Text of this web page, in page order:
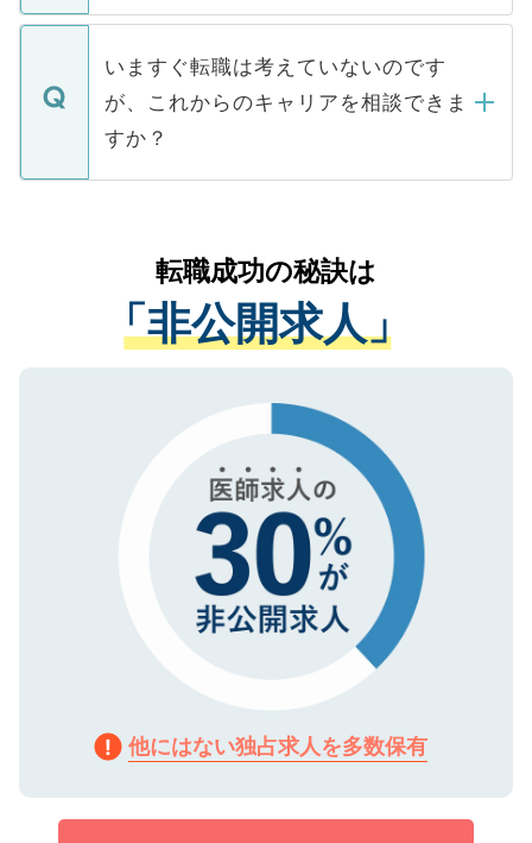
関を公にしてしまうと、応募が殺到する場
に、医療機関が求める条件に合った人材の
みを人材紹介会社に依頼するケースが増え
ています。
定を承諾する必要はありません。内定先へ
の辞退の連絡はキャリアパートナーが行い
個人情報が漏えいすることはありませんの
で、ご安心ください。当サイトからの登録
などで収集したご登録者様の個人情報は、
ご本人のキャリアアップおよび転職活動の
支援を目的に使用いたします。お預かりし
ているすべての個人データはご本人の許可
は、個人情報の取り扱いについての厳密な
管理基準を満たした事業者のみに付与され
る、プライバシーマークを取得済みです。
で、機密保持に関してもご安心ください。
いますぐ転職は考えていないのです
が、これからのキャリアを相談できま
すか？
かがいして、現在の医療機関の状況や紹介
経験をまじえながら、適切なアドバイスを
させていただきます。すぐにご転職をされ
ない方には、長期的なサポートが可能です
ので、まずはご登録ください。
転職成功の秘訣は
「非公開求人」
他にはない独占求人を多数保有